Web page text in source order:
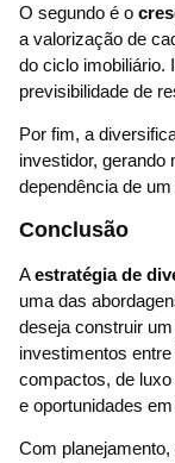
O segundo é o
a valorização de
do ciclo imobiliário.
previsibilidade de
Por fim, a
investidor, gerando
dependência de
Conclusão
Aestratégia de
uma das
deseja construir
investimentos
compactos, de
e oportunidades
Com